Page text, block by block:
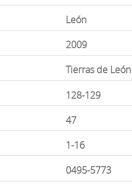
León
2009
Tierras de León
128-129
47
1-16
0495-5773